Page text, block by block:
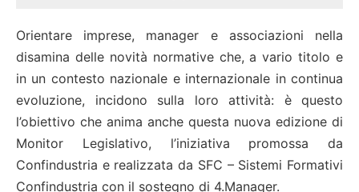
Orientare imprese, manager e associazioni nella
disamina delle novità normative che, a vario titolo e
in un contesto nazionale e internazionale in continua
evoluzione, incidono sulla loro attività: è questo
l’obiettivo che anima anche questa nuova edizione di
Monitor Legislativo, l’iniziativa promossa da
Confindustria e realizzata da SFC – Sistemi Formativi
Confindustria con il sostegno di 4.Manager.